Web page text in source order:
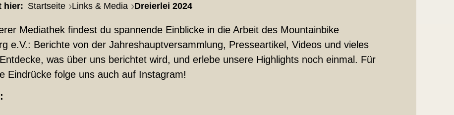
hier: Startseite Links & Media Dreierlei 2024
Mediathek findest du spannende Einblicke in die Arbeit des Mountainbike
e.V.: Berichte von der Jahreshauptversammlung, Presseartikel, Videos und vieles
was über uns berichtet wird, und erlebe unsere Highlights noch einmal. Für
Eindrücke folge uns auch auf Instagram!